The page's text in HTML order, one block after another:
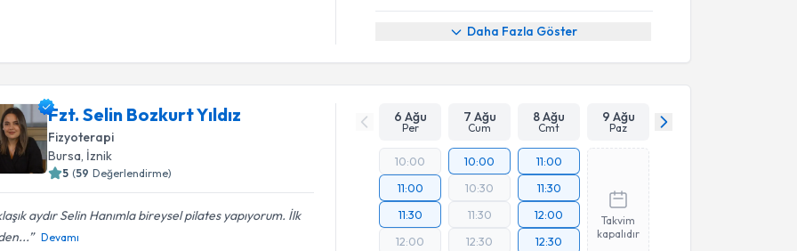
Daha Fazla Göster
Fzt. Selin Bozkurt Yıldız
Fizyoterapi
Bursa , İznik
5 (59 Değerlendirme)
aydır Selin Hanımla bireysel pilates yapıyorum. İlk
Devamı
6 Ağu
Per
7 Ağu
Cum
8 Ağu
Cmt
9 Ağu
Paz
10:00
11:00
11:30
12:00
10:00
10:30
11:30
12:30
11:00
11:30
12:00
12:30
Takvim
kapalıdır